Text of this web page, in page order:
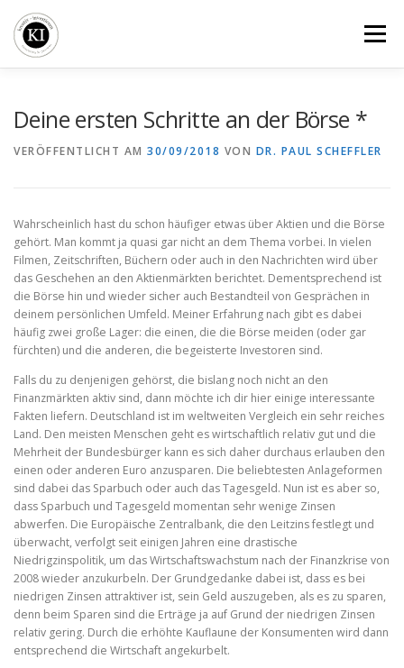
Inhalt
springen
Menü
Deine ersten Schritte an der Börse *
VERÖFFENTLICHT AM 30/09/2018 VON DR. PAUL SCHEFFLER
Wahrscheinlich hast du schon häufiger etwas über Aktien und die Börse
gehört. Man kommt ja quasi gar nicht an dem Thema vorbei. In vielen
Filmen, Zeitschriften, Büchern oder auch in den Nachrichten wird über
das Geschehen an den Aktienmärkten berichtet. Dementsprechend ist
die Börse hin und wieder sicher auch Bestandteil von Gesprächen in
deinem persönlichen Umfeld. Meiner Erfahrung nach gibt es dabei
häufig zwei große Lager: die einen, die die Börse meiden (oder gar
fürchten) und die anderen, die begeisterte Investoren sind.
Falls du zu denjenigen gehörst, die bislang noch nicht an den
Finanzmärkten aktiv sind, dann möchte ich dir hier einige interessante
Fakten liefern. Deutschland ist im weltweiten Vergleich ein sehr reiches
Land. Den meisten Menschen geht es wirtschaftlich relativ gut und die
Mehrheit der Bundesbürger kann es sich daher durchaus erlauben den
einen oder anderen Euro anzusparen. Die beliebtesten Anlageformen
sind dabei das Sparbuch oder auch das Tagesgeld. Nun ist es aber so,
dass Sparbuch und Tagesgeld momentan sehr wenige Zinsen
abwerfen. Die Europäische Zentralbank, die den Leitzins festlegt und
überwacht, verfolgt seit einigen Jahren eine drastische
Niedrigzinspolitik, um das Wirtschaftswachstum nach der Finanzkrise von
2008 wieder anzukurbeln. Der Grundgedanke dabei ist, dass es bei
niedrigen Zinsen attraktiver ist, sein Geld auszugeben, als es zu sparen,
denn beim Sparen sind die Erträge ja auf Grund der niedrigen Zinsen
relativ gering. Durch die erhöhte Kauflaune der Konsumenten wird dann
entsprechend die Wirtschaft angekurbelt.